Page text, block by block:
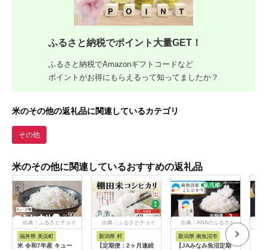
ふるさと納税でポイント大量GET！
ふるさと納税でAmazonギフトコードなど
ポイントがお得にもらえるって知ってましたか？
米のその他の返礼品に関連しているカテゴリ
その他
米のその他に関連しているおすすめの返礼品
出典：ふるさとチョイ
福井県 美浜町
米 令和7年産 キュー
出典：ふるさとチョイ
新潟県 村
【定期便：2ヶ月連続
出典：ANAのふるさと
納税
新潟県 南魚沼市
【JAみなみ魚沼定期